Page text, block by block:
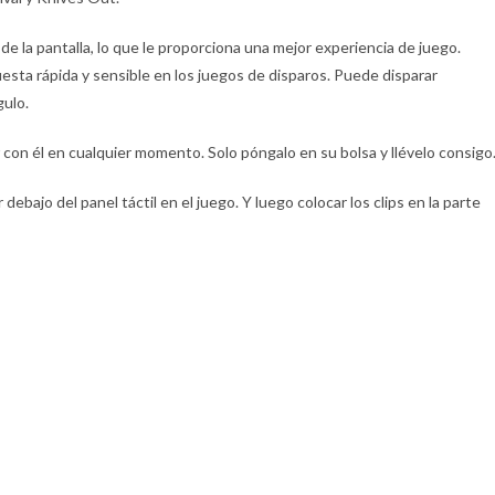
la pantalla, lo que le proporciona una mejor experiencia de juego.
rápida y sensible en los juegos de disparos. Puede disparar
él en cualquier momento. Solo póngalo en su bolsa y llévelo consigo.
del panel táctil en el juego. Y luego colocar los clips en la parte